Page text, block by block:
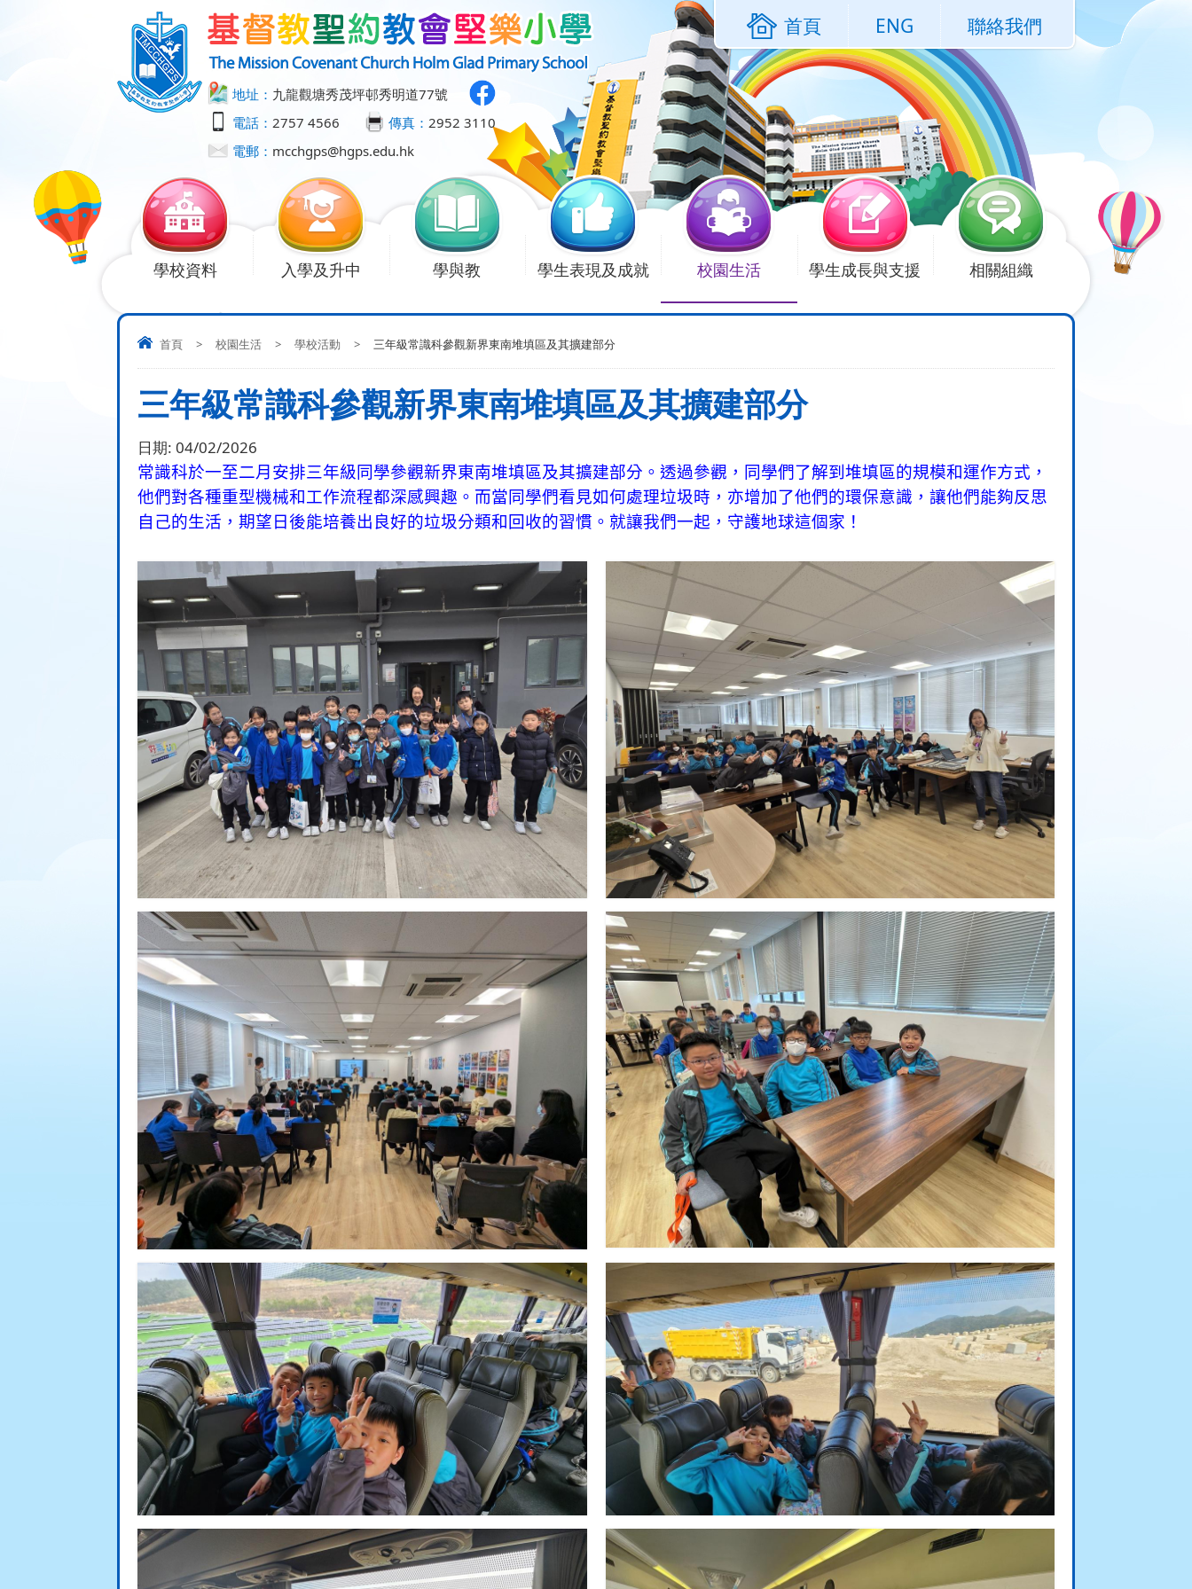
地址： 九龍觀塘秀茂坪邨秀明道77號
電話： 2757 4566 傳真： 2952 3110
電郵： mcchgps@hgps.edu.hk
首頁 ENG 聯絡我們
學校資料 入學及升中 學與教 學生表現及成就 校園生活 學生成長與支援 相關組織
首頁 > 校園生活 > 學校活動 > 三年級常識科參觀新界東南堆填區及其擴建部分
三年級常識科參觀新界東南堆填區及其擴建部分
日期: 04/02/2026
常識科於一至二月安排三年級同學參觀新界東南堆填區及其擴建部分。透過參觀，同學們了解到堆填區的規模和運作方式，
他們對各種重型機械和工作流程都深感興趣。而當同學們看見如何處理垃圾時，亦增加了他們的環保意識，讓他們能夠反思
自己的生活，期望日後能培養出良好的垃圾分類和回收的習慣。就讓我們一起，守護地球這個家！